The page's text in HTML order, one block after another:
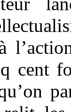
cent